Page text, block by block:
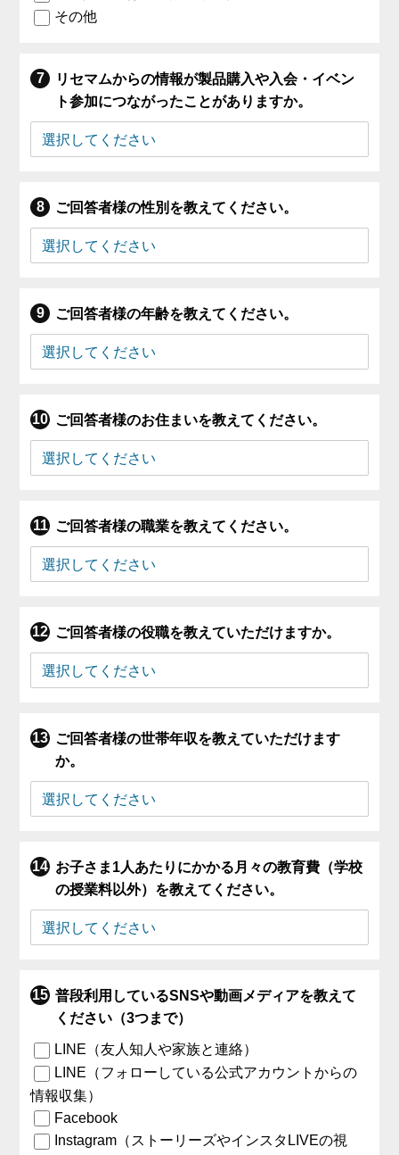
その他
リセマムからの情報が製品購入や入会・イベン
ト参加につながったことがありますか。
ご回答者様の性別を教えてください。
ご回答者様の年齢を教えてください。
ご回答者様のお住まいを教えてください。
ご回答者様の職業を教えてください。
ご回答者様の役職を教えていただけますか。
ご回答者様の世帯年収を教えていただけます
か。
お子さま1人あたりにかかる月々の教育費（学校
の授業料以外）を教えてください。
普段利用しているSNSや動画メディアを教えて
ください（3つまで）
LINE（友人知人や家族と連絡）
LINE（フォローしている公式アカウントからの
情報収集）
Facebook
Instagram（ストーリーズやインスタLIVEの視